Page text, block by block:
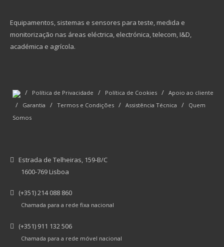
Equipamentos, sistemas e sensores para teste, medida e
monitorização nas áreas eléctrica, electrónica, telecom, I&D,
académica e agrícola.
/ Política de Privacidade / Política de Cookies / Apoio ao cliente
/ Garantia / Termos e Condições / Assistência Técnica /
Quem
Somos
Estrada de Telheiras, 159-B/C
1600-769 Lisboa
(+351) 214 088 860
Chamada para a rede fixa nacional
(+351) 911 132 506
Chamada para a rede móvel nacional